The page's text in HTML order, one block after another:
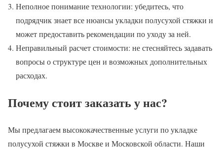
Неполное понимание технологии: убедитесь, что
подрядчик знает все нюансы укладки полусухой стяжки и
может предоставить рекомендации по уходу за ней.
Неправильный расчет стоимости: не стесняйтесь задавать
вопросы о структуре цен и возможных дополнительных
расходах.
Почему стоит заказать у нас?
Мы предлагаем высококачественные услуги по укладке
полусухой стяжки в Москве и Московской области. Наши